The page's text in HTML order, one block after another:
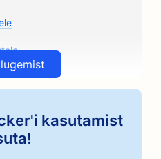
kasutamist